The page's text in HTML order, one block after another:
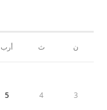
ن ث أرب
3
4
5